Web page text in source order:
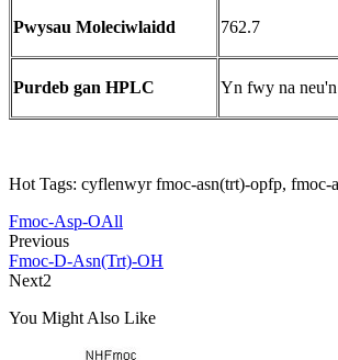
Pwysau Moleciwlaidd 762.7
Purdeb gan HPLC Yn fwy na
Hot Tags: cyflenwyr fmoc-asn(trt)-opfp, fmoc-
Fmoc-Asp-OAll
Previous
Fmoc-D-Asn(Trt)-OH
Next2
You Might Also Like